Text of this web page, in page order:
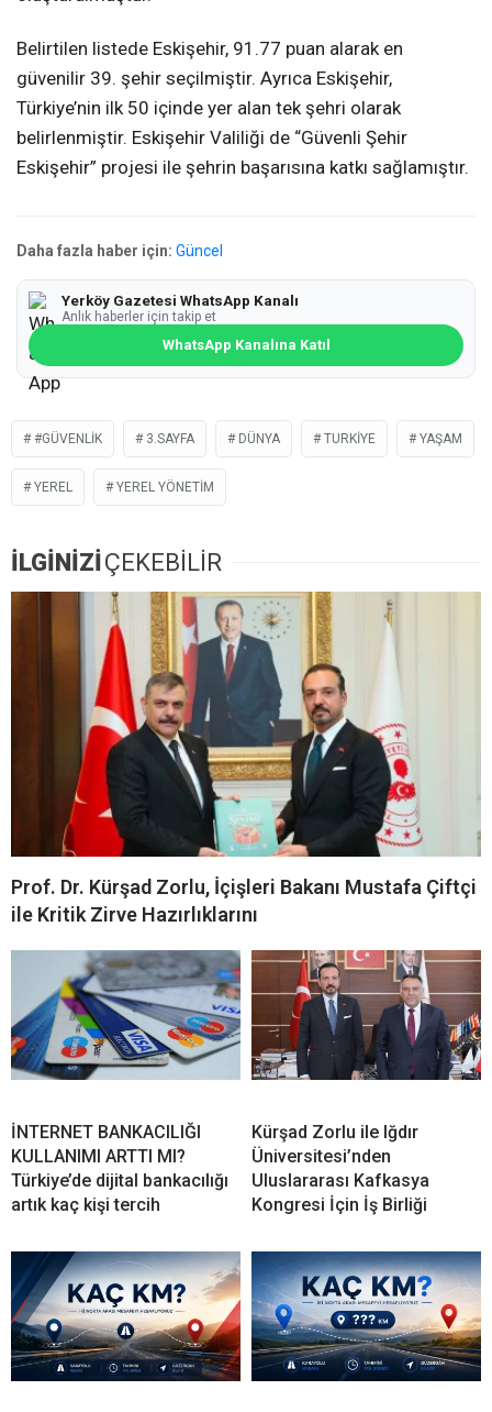
Belirtilen listede Eskişehir, 91.77 puan alarak en
güvenilir 39. şehir seçilmiştir. Ayrıca Eskişehir,
Türkiye’nin ilk 50 içinde yer alan tek şehri olarak
belirlenmiştir. Eskişehir Valiliği de “Güvenli Şehir
Eskişehir” projesi ile şehrin başarısına katkı sağlamıştır.
Daha fazla haber için: Güncel
Yerköy Gazetesi WhatsApp Kanalı
Anlık haberler için takip et
WhatsApp Kanalına Katıl
#GÜVENLIK 3.SAYFA DÜNYA TURKIYE YAŞAM
YEREL YEREL YÖNETIM
İLGİNİZİ ÇEKEBİLİR
Prof. Dr. Kürşad Zorlu, İçişleri Bakanı Mustafa Çiftçi
ile Kritik Zirve Hazırlıklarını
İNTERNET BANKACILIĞI
KULLANIMI ARTTI MI?
Türkiye’de dijital bankacılığı
artık kaç kişi tercih
Kürşad Zorlu ile Iğdır
Üniversitesi’nden
Uluslararası Kafkasya
Kongresi İçin İş Birliği